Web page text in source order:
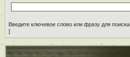
Введите ключевое слово или фразу для поиска.
]